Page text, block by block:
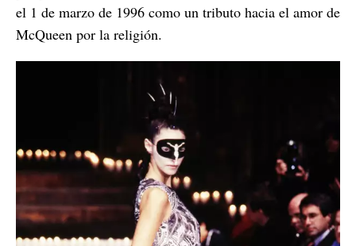
el 1 de marzo de 1996 como un tributo hacia el amor de
McQueen por la religión.